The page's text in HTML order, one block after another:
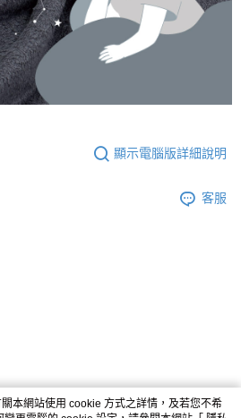
顯示電腦版詳細說明
客服
本網站使用 cookie 方式之詳情，及若您不希